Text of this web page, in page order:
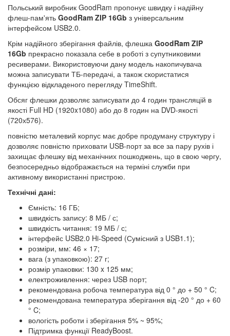
Польський виробник GoodRam пропонує швидку і надійну
флеш-пам'ять GoodRam ZIP 16Gb з універсальним
інтерфейсом USB2.0.
Крім надійного зберігання файлів, флешка GoodRam ZIP
16Gb прекрасно показала себе в роботі з супутниковими
ресиверами. Використовуючи дану модель накопичувача
можна записувати ТБ-передачі, а також скористатися
функцією відкладеного перегляду TimeShift.
Обсяг флешки дозволяє записувати до 4 годин трансляцій в
якості Full HD (1920x1080) або до 8 годин на DVD-якості
(720х576).
повністю металевий корпус має добре продуману структуру і
дозволяє повністю приховати USB-порт за все за пару рухів і
захищає флешку від механічних пошкоджень, що в свою чергу,
безпосередньо відображається на терміні служби при
активному використанні пристрою.
Технічні дані:
Ємність: 16 ГБ;
швидкість запису: 8 МБ / с;
швидкість читання: 19 МБ / с;
інтерфейс USB2.0 Hi-Speed (Сумісний з USB1.1);
розміри, мм: 46 × 17;
вага (з упаковкою): 27 г;
розмір упаковки: 130 x 125 мм;
електроживлення: через USB порт;
рекомендована робоча температура від 0 ° до + 50 ° C;
рекомендована температура зберігання від -20 ° до + 60
° C;
вологість роботи і зберігання 5% ~ 95%;
Підтримка функції ReadyBoost.